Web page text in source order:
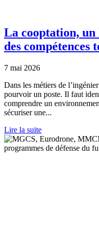
La cooptation,
des compétences
7 mai 2026
Dans les métiers de
pourvoir un poste. Il faut
comprendre un
sécuriser une...
Lire la suite